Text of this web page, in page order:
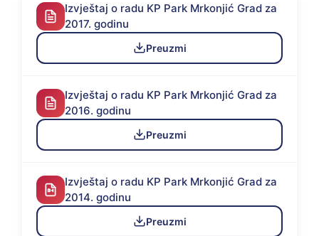
Izvještaj o radu KP Park Mrkonjić Grad za
2017. godinu
Preuzmi
Izvještaj o radu KP Park Mrkonjić Grad za
2016. godinu
Preuzmi
Izvještaj o radu KP Park Mrkonjić Grad za
2014. godinu
Preuzmi